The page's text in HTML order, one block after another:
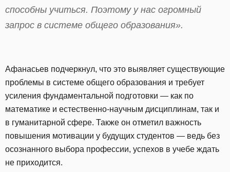
способны учиться. Поэтому у нас огромный
запрос в системе общего образования».
Афанасьев подчеркнул, что это выявляет существующие
проблемы в системе общего образования и требует
усиления фундаментальной подготовки — как по
математике и естественно-научным дисциплинам, так и
в гуманитарной сфере. Также он отметил важность
повышения мотивации у будущих студентов — ведь без
осознанного выбора профессии, успехов в учебе ждать
не приходится.